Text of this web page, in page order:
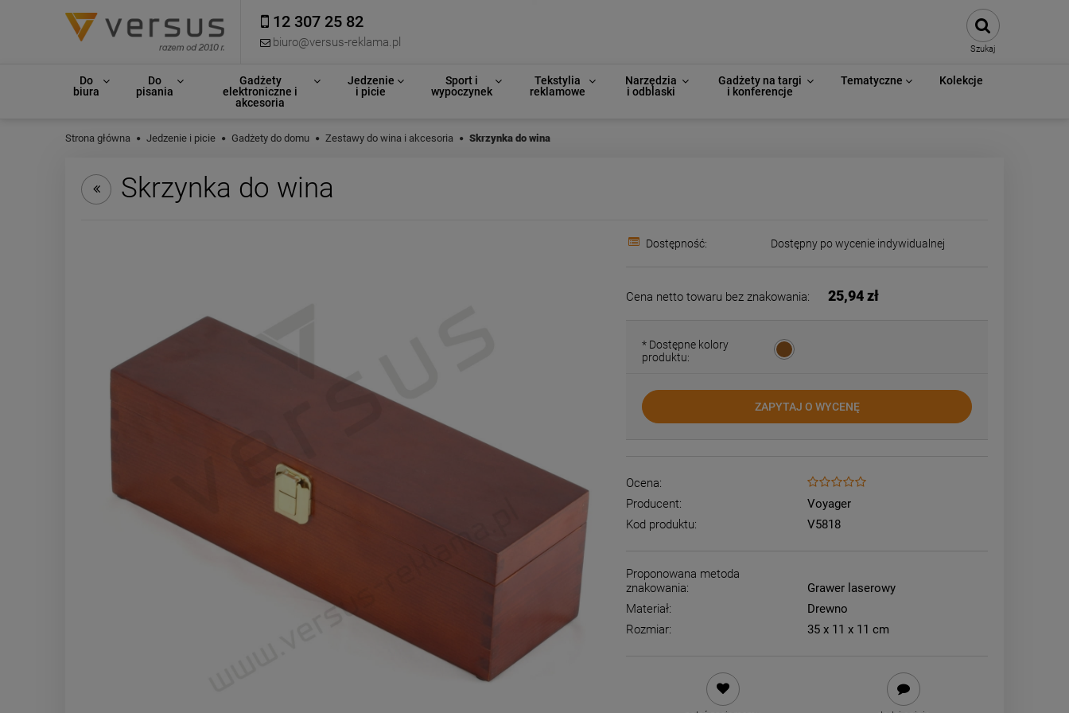
12 307 25 82
biuro@versus-reklama.pl Szukaj
Do
biura
Do
pisania
Gadżety
elektroniczne i
akcesoria
Jedzenie
i picie
Sport i
wypoczynek
Tekstylia
reklamowe
Narzędzia
i odblaski
Gadżety na targi
i konferencje
Tematyczne Kolekcje
Strona główna Jedzenie i picie Gadżety do domu Zestawy do wina i akcesoria Skrzynka do wina
Skrzynka do wina
Dostępność: Dostępny po wycenie indywidualnej
Cena netto towaru bez znakowania: 25,94 zł
* Dostępne kolory
produktu:
ZAPYTAJ O WYCENĘ
Ocena:
Producent:
Voyager
Kod produktu:
V5818
Proponowana metoda
znakowania:
Grawer laserowy
Materiał:
Drewno
Rozmiar:
35 x 11 x 11 cm